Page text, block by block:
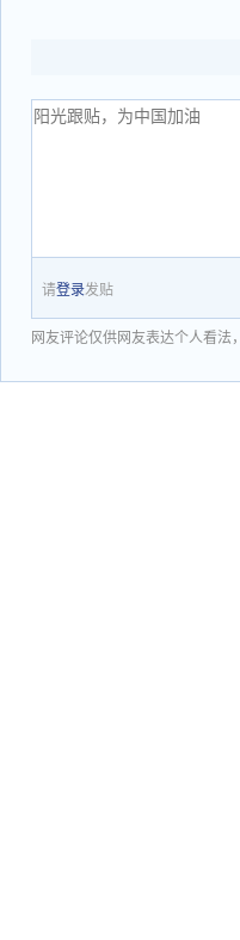
请登录发贴
网友评论仅供网友表达个人看